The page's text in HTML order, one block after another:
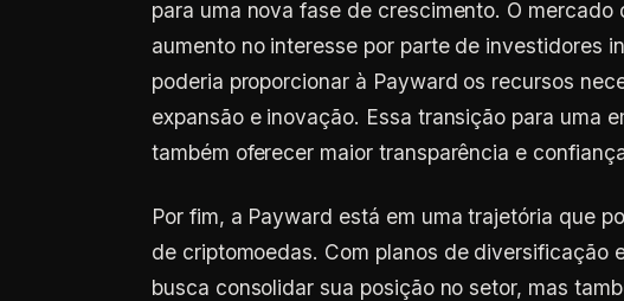
para uma nova fase de crescimento. O
aumento no interesse por parte de investidores
poderia proporcionar à Payward os recursos
expansão e inovação. Essa transição para uma
também oferecer maior transparência e
Por fim, a Payward está em uma trajetória que
de criptomoedas. Com planos de diversificação
busca consolidar sua posição no setor, mas